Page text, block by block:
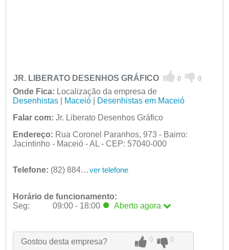
JR. LIBERATO DESENHOS GRÁFICO 0 0
Onde Fica: Localização da empresa de
Desenhistas| Maceió|
Desenhistas em Maceió
Falar com: Jr. Liberato Desenhos Gráfico
Endereço: Rua Coronel Paranhos, 973 - Bairro:
Jacintinho - Maceió - AL - CEP: 57040-000
Telefone: (82) 8847-8307 ver telefone
Horário de funcionamento:
Seg:
09:00 - 18:00 Aberto agora
Ter:
09:00 - 18:00
Qua:
09:00 - 18:00
Gostou desta empresa? 0 0